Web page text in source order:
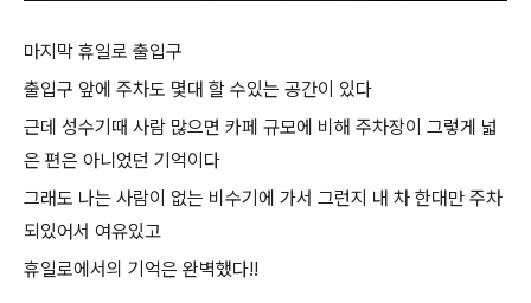
마지막 휴일로 출입구
출입구 앞에 주차도 몇대 할 수있는 공간이 있다
근데 성수기때 사람 많으면 카페 규모에 비해 주차장이 그렇게 넓
은 편은 아니었던 기억이다
그래도 나는 사람이 없는 비수기에 가서 그런지 내 차 한대만 주차
되있어서 여유있고
휴일로에서의 기억은 완벽했다!!